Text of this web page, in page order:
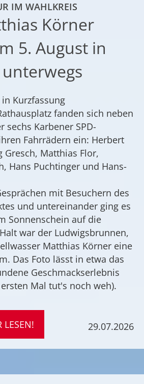
IM WAHLKREIS
Körner
5. August in
Kurzfassung
fanden sich neben
sechs Karbener SPD-
Fahrrädern ein: Herbert
Gresch, Matthias Flor,
Hans Puchtinger und Hans-
mit Besuchern des
und untereinander ging es
Sonnenschein auf die
war der Ludwigsbrunnen,
Matthias Körner eine
Das Foto lässt in etwa das
Geschmackserlebnis
Mal tut's noch weh).
29.07.2026
LESEN!